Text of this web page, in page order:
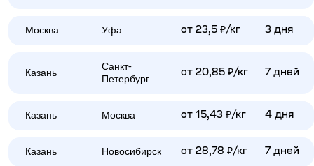
Москва Уфа от 23,5 ₽/кг 3 дня
Казань
Санкт-
Петербург
от 20,85 ₽/кг 7 дней
Казань Москва от 15,43 ₽/кг 4 дня
Казань Новосибирск от 28,78 ₽/кг 7 дней